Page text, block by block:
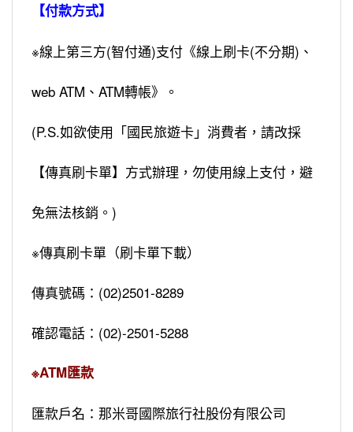
【付款方式】
※線上第三方(智付通)支付《線上刷卡(不分期)、
web ATM、ATM轉帳》。
(P.S.如欲使用「國民旅遊卡」消費者，請改採
【傳真刷卡單】方式辦理，勿使用線上支付，避
免無法核銷。)
※傳真刷卡單（刷卡單下載）
傳真號碼：(02)2501-8289
確認電話：(02)-2501-5288
※ATM匯款
匯款戶名：那米哥國際旅行社股份有限公司